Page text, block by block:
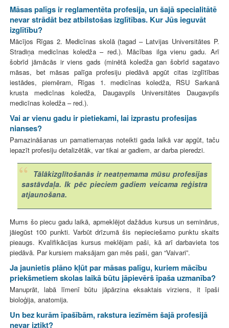
Māsas palīgs ir reglamentēta profesija, un šajā specialitātē
nevar strādāt bez atbilstošas izglītības. Kur Jūs ieguvāt
izglītību?
Mācījos Rīgas 2. Medicīnas skolā (tagad – Latvijas Universitātes P.
Stradiņa medicīnas koledža – red.). Mācības ilga vienu gadu. Arī
šobrīd jāmācās ir viens gads (minētā koledža gan šobrīd sagatavo
māsas, bet māsas palīga profesiju piedāvā apgūt citas izglītības
iestādes, piemēram, Rīgas 1. medicīnas koledža, RSU Sarkanā
krusta medicīnas koledža, Daugavpils Universitātes Daugavpils
medicīnas koledža – red.).
Vai ar vienu gadu ir pietiekami, lai izprastu profesijas
nianses?
Pamazināšanas un pamatiemaņas noteikti gada laikā var apgūt, taču
iepazīt profesiju detalizētāk, var tikai ar gadiem, ar darba pieredzi.
Tālākizglītošanās ir neatņemama mūsu profesijas
sastāvdaļa. Ik pēc pieciem gadiem veicama reģistra
atjaunošana.
Mums šo piecu gadu laikā, apmeklējot dažādus kursus un seminārus,
jāiegūst 100 punkti. Varbūt drīzumā šis nepieciešamo punktu skaits
pieaugs. Kvalifikācijas kursus meklējam paši, kā arī darbavieta tos
piedāvā. Par kursiem maksājam gan mēs paši, gan “Vaivari”.
Ja jaunietis plāno kļūt par māsas palīgu, kuriem mācību
priekšmetiem skolas laikā būtu jāpievērš īpaša uzmanība?
Manuprāt, labā līmenī būtu jāpārzina eksaktais virziens, it īpaši
bioloģija, anatomija.
Un bez kurām īpašībām, rakstura iezīmēm šajā profesijā
nevar iztikt?